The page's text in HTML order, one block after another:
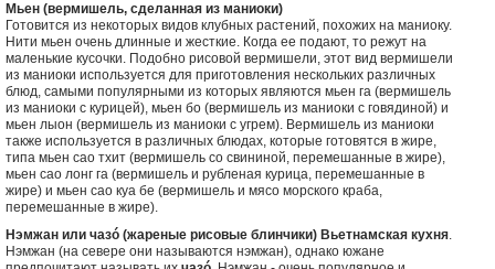
Мьен (вермишель, сделанная из маниоки)
Готовится из некоторых видов клубных растений, похожих на маниоку.
Нити мьен очень длинные и жесткие. Когда ее подают, то режут на
маленькие кусочки. Подобно рисовой вермишели, этот вид вермишели
из маниоки используется для приготовления нескольких различных
блюд, самыми популярными из которых являются мьен га (вермишель
из маниоки с курицей), мьен бо (вермишель из маниоки с говядиной) и
мьен лыон (вермишель из маниоки с угрем). Вермишель из маниоки
также используется в различных блюдах, которые готовятся в жире,
типа мьен сао тхит (вермишель со свининой, перемешанные в жире),
мьен сао лонг га (вермишель и рубленая курица, перемешанные в
жире) и мьен сао куа бе (вермишель и мясо морского краба,
перемешанные в жире).
Нэмжан или чазó (жареные рисовые блинчики) Вьетнамская кухня.
Нэмжан (на севере они называются нэмжан), однако южане